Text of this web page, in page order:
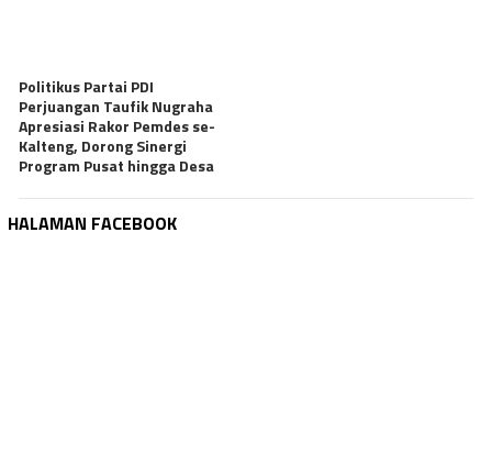
Politikus Partai PDI
Perjuangan Taufik Nugraha
Apresiasi Rakor Pemdes se-
Kalteng, Dorong Sinergi
Program Pusat hingga Desa
HALAMAN FACEBOOK